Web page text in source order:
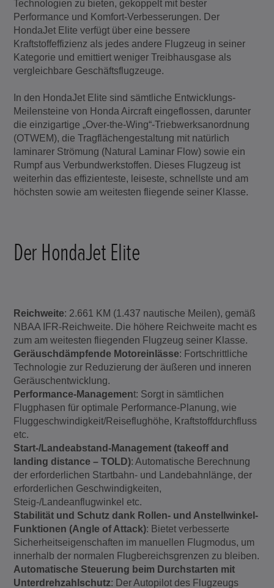
Technologien zu bieten, gekoppelt mit bester
Performance und Komfort-Verbesserungen. Der
HondaJet Elite verfügt über eine bessere
Kraftstoffeffizienz als jedes andere Flugzeug in seiner
Kategorie und emittiert weniger Treibhausgase als
vergleichbare Geschäftsflugzeuge.
In den HondaJet Elite sind sämtliche Entwicklungs-
Meilensteine von Honda Aircraft eingeflossen, darunter
die einzigartige „Over-the-Wing“-Triebwerksanordnung
(OTWEM), die Tragflächengestaltung mit natürlich
laminarer Strömung (Natural Laminar Flow) sowie ein
Rumpf aus Verbundwerkstoffen. Dieses Flugzeug ist
weiterhin das effizienteste, leiseste, schnellste und am
höchsten sowie am weitesten fliegende seiner Klasse.
Der HondaJet Elite
Reichweite: 2.661 KM (1.437 nautische Meilen), gemäß
NBAA IFR-Reichweite. Die höhere Reichweite macht es
zum am weitesten fliegenden Flugzeug seiner Klasse.
Geräuschdämpfende Motoreinlässe: Fortschrittliche
Technologie zur Reduzierung der äußeren und inneren
Geräuschentwicklung.
Performance-Management: Sorgt in sämtlichen
Flugphasen für optimale Performance-Planung, wie
Fluggeschwindigkeit/Reiseflughöhe, Kraftstoffdurchfluss
etc.
Start-/Landeabstand-Management (takeoff and
landing distance – TOLD): Automatische Berechnung
der erforderlichen Startbahn- und Landebahnlänge, der
erforderlichen Geschwindigkeiten,
Steig-/Landeanflugwinkel etc.
Stabilität und Schutz dank Rollen- und Anstellwinkel-
Funktionen (Angle of Attack): Bietet verbesserte
Sicherheitseigenschaften im manuellen Flugmodus, um
innerhalb der normalen Flugbereichsgrenzen zu bleiben.
Automatische Steuerung beim Durchstarten mit
Unterdrehzahlschutz: Der Autopilot des Flugzeugs